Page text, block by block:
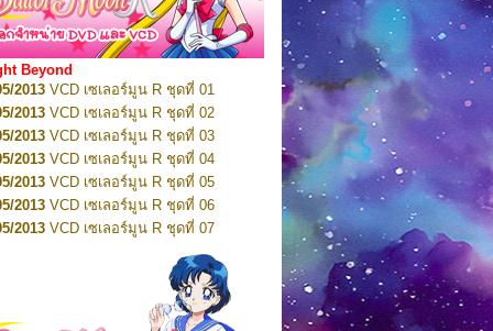
2012VCD เซเลอร์มูน ชุดที่ 12
2012VCD เซเลอร์มูน ชุดที่ 13
2012VCD เซเลอร์มูน ชุดที่ 14
2012 VCD เซเลอร์มูน ชุดที่ 15
VCD เซเลอร์มูน ชุดที่ 16
VCD เซเลอร์มูน ชุดที่ 17
VCD เซเลอร์มูน ชุดที่ 18
VCD เซเลอร์มูน ชุดที่ 19
VCD เซเลอร์มูน ชุดที่ 20
VCD เซเลอร์มูน ชุดที่ 21
VCD เซเลอร์มูน ชุดที่ 22
VCD เซเลอร์มูน ชุดที่ 23
DVD เซเลอร์มูน ชุดที่ 01
DVD เซเลอร์มูน ชุดที่ 02
Beyond
2013 VCD เซเลอร์มูน R ชุดที่ 01
2013 VCD เซเลอร์มูน R ชุดที่ 02
2013 VCD เซเลอร์มูน R ชุดที่ 03
2013 VCD เซเลอร์มูน R ชุดที่ 04
2013 VCD เซเลอร์มูน R ชุดที่ 05
2013 VCD เซเลอร์มูน R ชุดที่ 06
2013 VCD เซเลอร์มูน R ชุดที่ 07
VCD เซเลอร์มูน R ชุดที่ 08
VCD เซเลอร์มูน R ชุดที่ 09
VCD เซเลอร์มูน R ชุดที่ 10
2013
VCD เซเลอร์มูน R ชุดที่ 11